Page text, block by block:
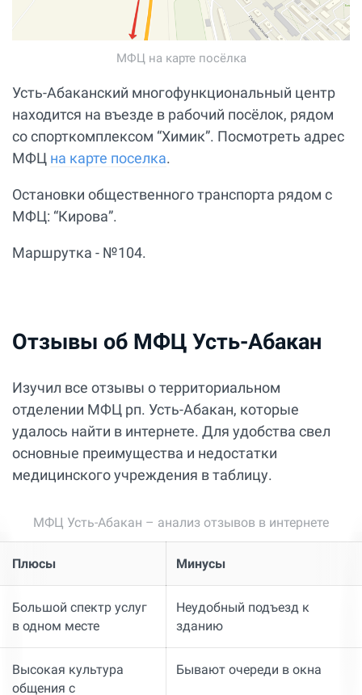
МФЦ на карте посёлка
Усть-Абаканский многофункциональный центр
находится на въезде в рабочий посёлок, рядом
со спорткомплексом “Химик”. Посмотреть адрес
МФЦ на карте поселка.
Остановки общественного транспорта рядом с
МФЦ: “Кирова”.
Маршрутка - №104.
Отзывы об МФЦ Усть-Абакан
Изучил все отзывы о территориальном
отделении МФЦ рп. Усть-Абакан, которые
удалось найти в интернете. Для удобства свел
основные преимущества и недостатки
медицинского учреждения в таблицу.
МФЦ Усть-Абакан – анализ отзывов в интернете
Плюсы Минусы
Большой спектр услуг
в одном месте
Неудобный подъезд к
зданию
Высокая культура
общения с
Бывают очереди в окна